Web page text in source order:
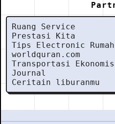
Ruang Service
Prestasi Kita
Tips Electronic Rumah
worldquran.com
Transportasi Ekonomis
Journal
Ceritain liburanmu